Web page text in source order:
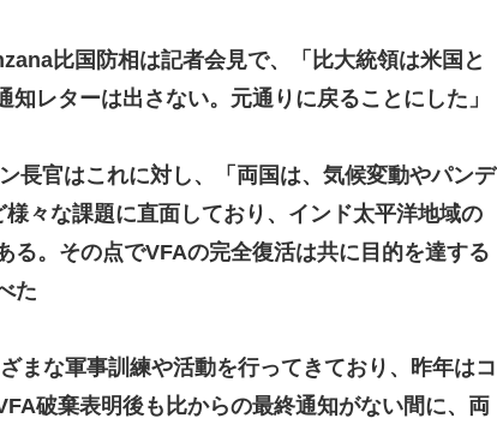
比国防相は記者会見で、「比大統領は米国と
レターは出さない。元通りに戻ることにした」
長官はこれに対し、「両国は、気候変動やパンデ
様々な課題に直面しており、インド太平洋地域の
。その点でVFAの完全復活は共に目的を達する
た
まな軍事訓練や活動を行ってきており、昨年はコ
破棄表明後も比からの最終通知がない間に、両